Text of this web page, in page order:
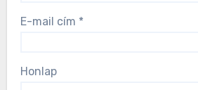
E-mail cím *
Honlap